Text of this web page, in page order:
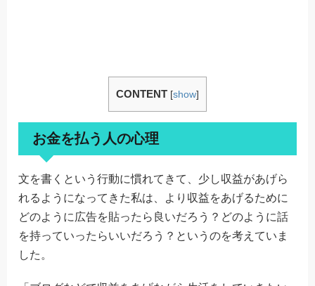
CONTENT [show]
お金を払う人の心理
文を書くという行動に慣れてきて、少し収益があげら
れるようになってきた私は、より収益をあげるために
どのように広告を貼ったら良いだろう？どのように話
を持っていったらいいだろう？というのを考えていま
した。